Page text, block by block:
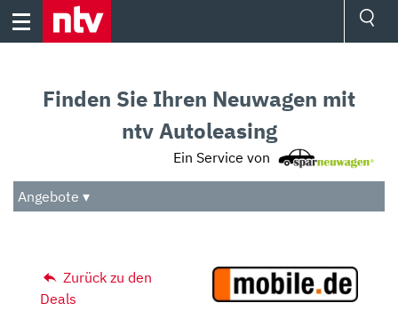
Skip
Audio
Das Beste
Finden Sie Ihren Neuwagen mit
ntv Autoleasing
Ein Service von
Angebote ▾
Zurück zu den
Deals